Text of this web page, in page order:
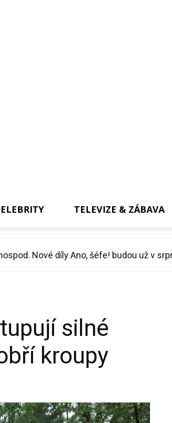
TELEVIZE & ZÁBAVA
Nové díly Ano, šéfe! budou už v
jak se ochladit v horku a opřel se do
silné
kroupy